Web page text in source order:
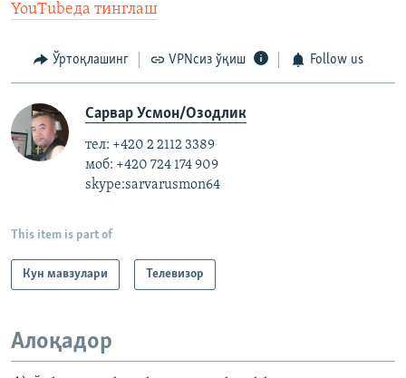
YouTubeда тинглаш
Ўртоқлашинг VPNсиз ўқиш Follow us
Сарвар Усмон/Озодлик
тел: +420 2 2112 3389
моб: +420 724 174 909
skype:sarvarusmon64
This item is part of
Кун мавзулари Телевизор
Алоқадор